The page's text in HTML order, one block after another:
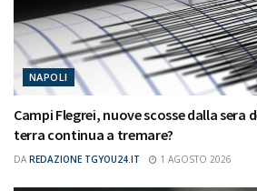
NAPOLI
Campi Flegrei, nuove scosse dalla sera
terra continua a tremare?
DA REDAZIONE TGYOU24.IT 1 AGOSTO 2026